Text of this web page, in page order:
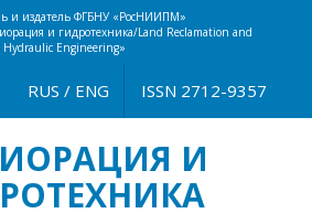
и издатель ФГБНУ «РосНИИПМ»
и гидротехника/Land Reclamation and
Hydraulic Engineering»
ISSN 2712-9357
RUS / ENG
И